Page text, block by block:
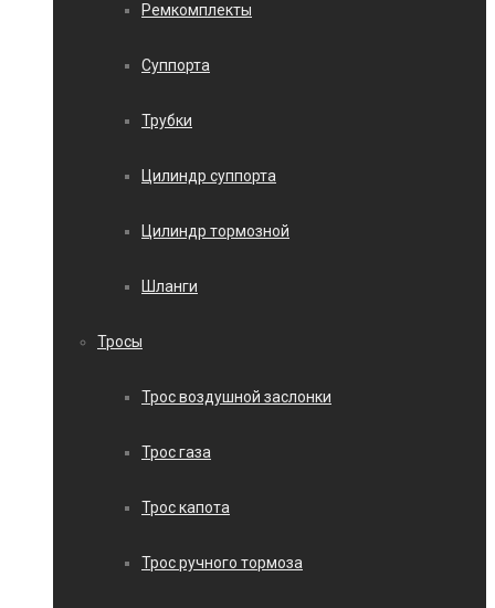
Ремкомплекты
Суппорта
Трубки
Цилиндр суппорта
Цилиндр тормозной
Шланги
Тросы
Трос воздушной заслонки
Трос газа
Трос капота
Трос ручного тормоза